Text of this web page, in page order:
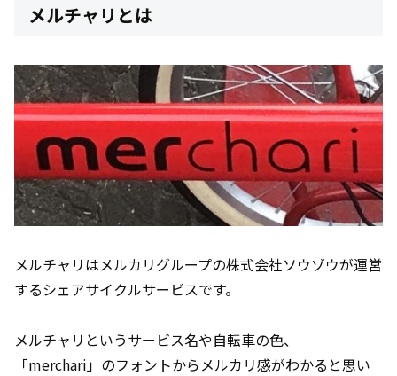
メルチャリとは
メルチャリはメルカリグループの株式会社ソウゾウが運営
するシェアサイクルサービスです。
メルチャリというサービス名や自転車の色、
「merchari」のフォントからメルカリ感がわかると思い